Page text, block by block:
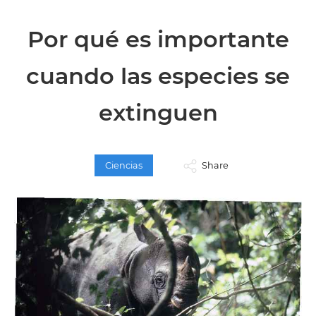
Por qué es importante
cuando las especies se
extinguen
Ciencias Share